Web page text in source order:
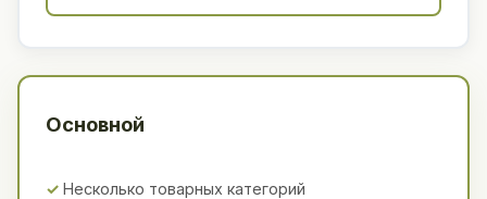
Основной
Несколько товарных категорий